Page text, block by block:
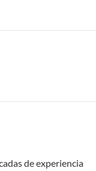
de experiencia